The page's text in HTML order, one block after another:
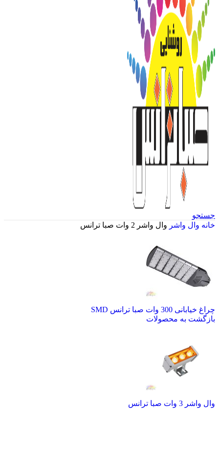
جستجو
خانه وال واشر وال واشر 2 وات صبا ترانس
چراغ خیابانی 300 وات صبا ترانس SMD
بازگشت به محصولات
وال واشر 3 وات صبا ترانس